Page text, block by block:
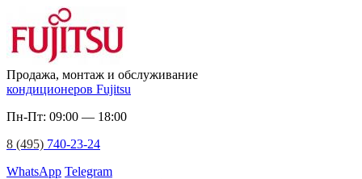
Продажа, монтаж и обслуживание
кондиционеров Fujitsu
Пн-Пт: 09:00 — 18:00
8 (495) 740-23-24
WhatsApp Telegram